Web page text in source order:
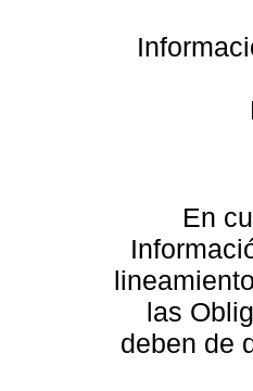
En
las
deben de